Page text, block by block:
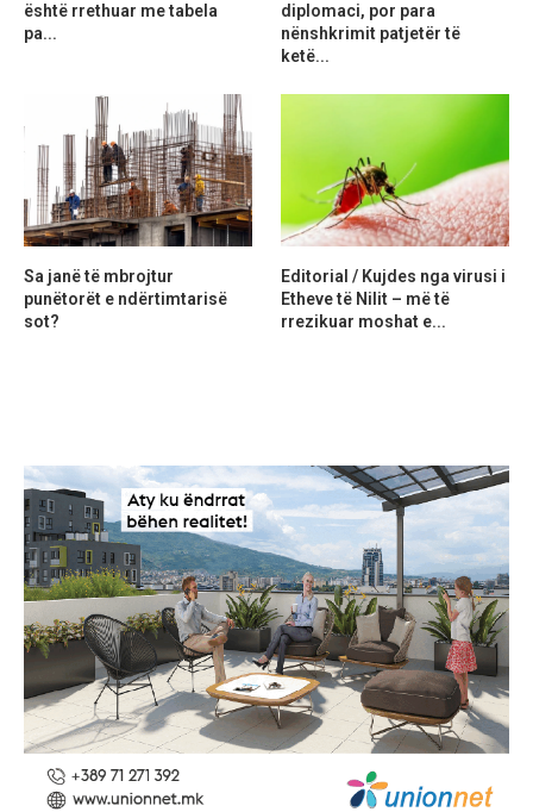
është rrethuar me tabela
pa...
diplomaci, por para
nënshkrimit patjetër të
ketë...
Sa janë të mbrojtur
punëtorët e ndërtimtarisë
sot?
Editorial / Kujdes nga virusi i
Etheve të Nilit – më të
rrezikuar moshat e...